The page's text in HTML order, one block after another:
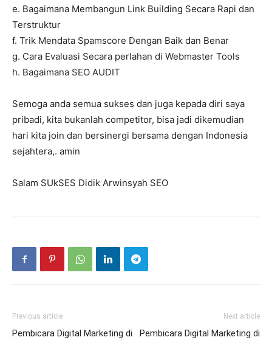
e. Bagaimana Membangun Link Building Secara Rapi dan
Terstruktur
f. Trik Mendata Spamscore Dengan Baik dan Benar
g. Cara Evaluasi Secara perlahan di Webmaster Tools
h. Bagaimana SEO AUDIT
Semoga anda semua sukses dan juga kepada diri saya
pribadi, kita bukanlah competitor, bisa jadi dikemudian
hari kita join dan bersinergi bersama dengan Indonesia
sejahtera,. amin
Salam SUkSES Didik Arwinsyah SEO
Previous article
Pembicara Digital Marketing di
Next article
Pembicara Digital Marketing di